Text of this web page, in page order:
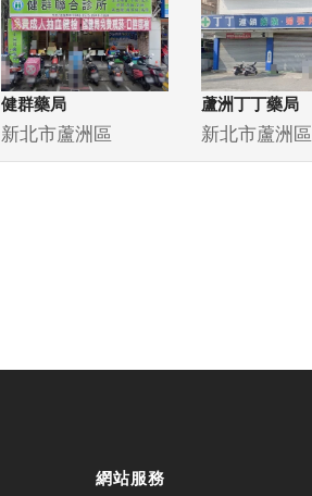
健群藥局
新北市蘆洲區
蘆洲丁丁藥局
新北市蘆洲區
網站服務